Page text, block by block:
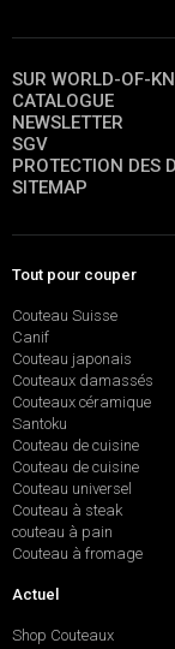
SUR WORLD-OF-
CATALOGUE
NEWSLETTER
SGV
PROTECTION DES
SITEMAP
Tout pour couper
Couteau Suisse
Canif
Couteau japonais
Couteaux damassés
Couteaux céramique
Santoku
Couteau de cuisine
Couteau de cuisine
Couteau universel
Couteau à steak
couteau à pain
Couteau à fromage
Actuel
Shop Couteaux